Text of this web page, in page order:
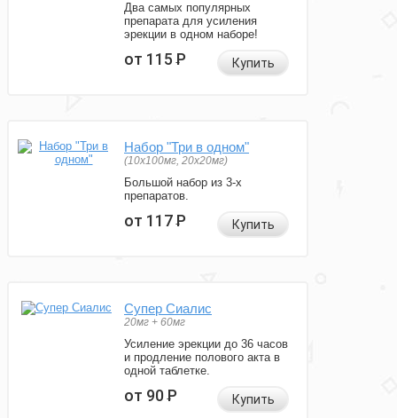
Два самых популярных
препарата для усиления
эрекции в одном наборе!
от 115Р Купить
Набор "Три в одном"
(10x100мг, 20x20мг)
Большой набор из 3-х
препаратов.
от 117Р Купить
Супер Сиалис
20мг + 60мг
Усиление эрекции до 36 часов
и продление полового акта в
одной таблетке.
от 90Р Купить